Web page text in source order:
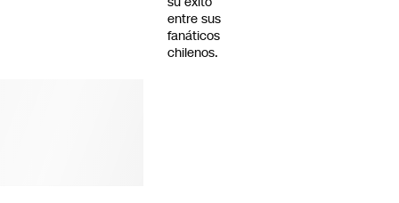
entre sus
fanáticos
chilenos.